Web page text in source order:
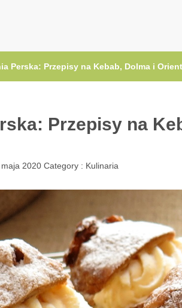
Perska: Przepisy na Kebab, Dolma i
Przepisy na
maja 2020 Category : Kulinaria